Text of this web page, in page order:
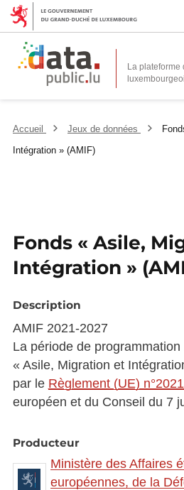
La plateforme
Accueil Jeux de données
Intégration » (AMIF)
Fonds « Asile,
Intégration »
Description
AMIF 2021-2027
La période de
« Asile, Migration et
par le Règlement (UE)
européen et du Conseil du 7
Producteur
Ministère des Affaires
européennes, de la